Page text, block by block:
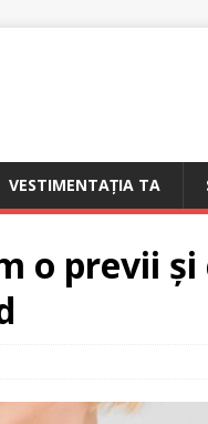
VESTIMENTAȚIA TA
o previi și